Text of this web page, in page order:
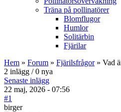
Träna på pollinatörer
Blomflugor
Humlor
Solitärbin
Fjärilar
Hem » Forum » Fjärilsfrågor» Vad
2 inlägg / 0 nya
Senaste inlägg
22 maj, 2026 - 07:56
#1
birger